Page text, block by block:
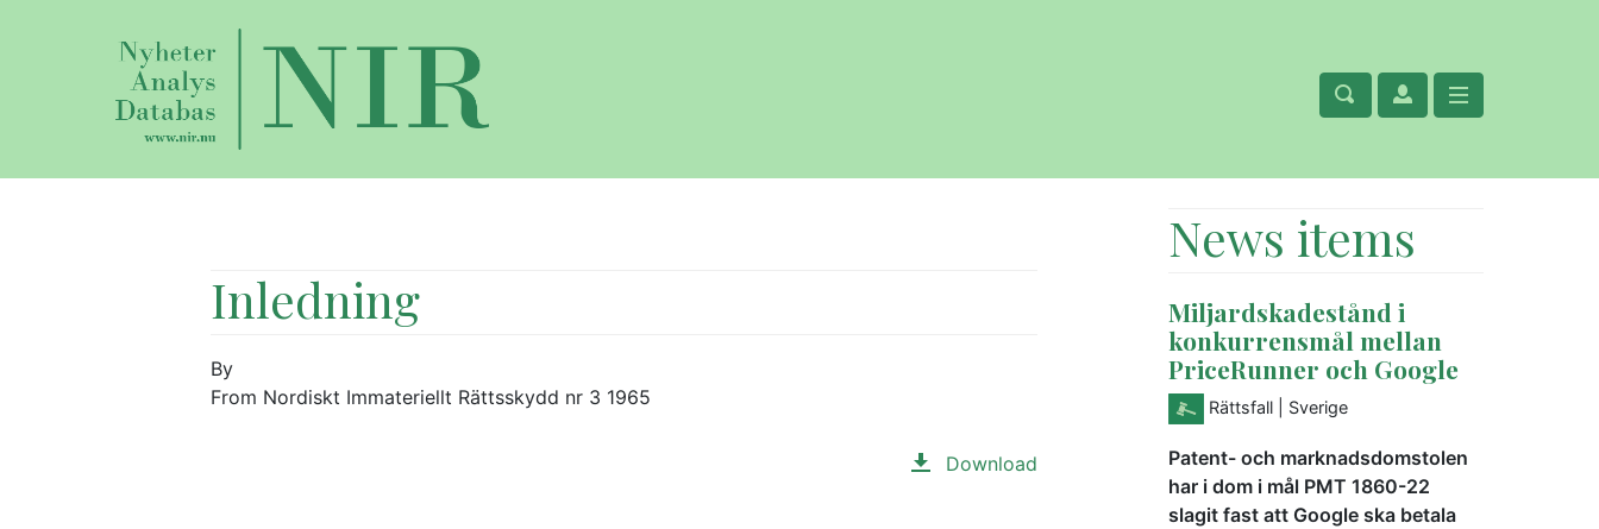
Inledning
By
From Nordiskt Immateriellt Rättsskydd nr 3 1965
Download
News items
Miljardskadestånd i
konkurrensmål mellan
PriceRunner och Google
Rättsfall | Sverige
Patent- och marknadsdomstolen
har i dom i mål PMT 1860-22
slagit fast att Google ska betala